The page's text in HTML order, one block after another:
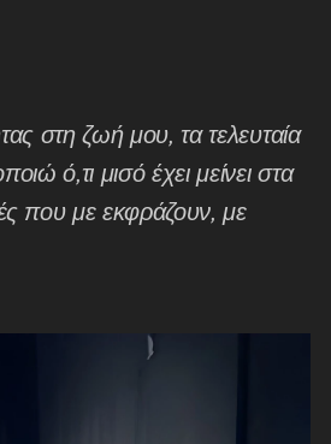
στη ζωή μου, τα τελευταία
ό,τι μισό έχει μείνει στα
που με εκφράζουν, με